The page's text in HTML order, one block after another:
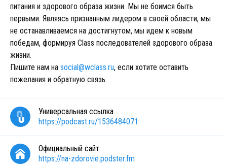
питания и здорового образа жизни. Мы не боимся быть
первыми. Являясь признанным лидером в своей области, мы
не останавливаемся на достигнутом, мы идем к новым
победам, формируя Class последователей здорового образа
жизни.
Пишите нам на social@wclass.ru, если хотите оставить
пожелания и обратную связь.
Универсальная ссылка
https://podcast.ru/1536484071
Официальный сайт
https://na-zdorovie.podster.fm